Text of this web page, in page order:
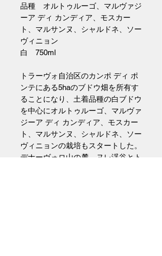
品種 オルトゥルーゴ、マルヴァジ
ーア ディ カンディア、モスカー
ト、マルサンヌ、シャルドネ、ソー
ヴィニョン
白 750ml
トラーヴォ自治区のカンポ ディ ポ
ンテにある5haのブドウ畑を所有す
ることになり、土着品種の白ブドウ
を中心にオルトゥルーゴ、マルヴァ
ジーア ディ カンディア、モスカー
ト、マルサンヌ、シャルドネ、ソー
ヴィニョンの栽培もスタートした。
デナーヴォロ山の麓、ヌレ渓谷とト